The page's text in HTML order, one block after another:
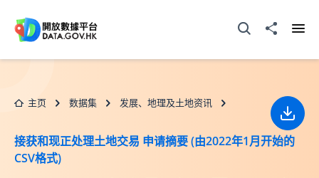
打开搜寻器分享至
主页 数据集 发展、地理及土地资讯
接获和现正处理土地交易 申请摘要 (由2022年1月开始的
CSV格式)
下载